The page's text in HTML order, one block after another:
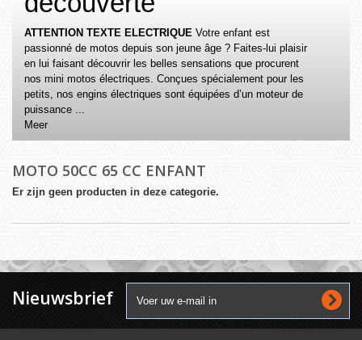
ATTENTION TEXTE ELECTRIQUE Votre enfant est
passionné de motos depuis son jeune âge ? Faites-lui plaisir
en lui faisant découvrir les belles sensations que procurent
nos mini motos électriques. Conçues spécialement pour les
petits, nos engins électriques sont équipées d’un moteur de
puissance ...
Meer
MOTO 50CC 65 CC ENFANT
Er zijn geen producten in deze categorie.
Nieuwsbrief